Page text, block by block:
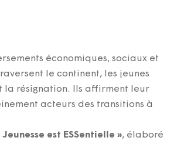
économiques, sociaux et
le continent, les jeunes
la résignation. Ils affirment leur
acteurs des transitions à
Jeunesse est ESSentielle », élaboré